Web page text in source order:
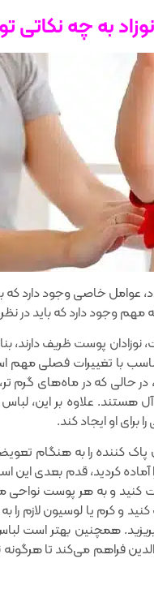
به چه نکاتی
خاصی وجود دارد که
وجود دارد که باید در
پوست ظریف دارند‌،
با تغییرات فصلی مهم
حالی که در ماه‌های گرم
هستند. علاوه بر این‌، لباس
او ایجاد کند.
را به هنگام تعویض
آماده کردید‌، قدم بعدی
کنید و به هر پوست نواحی
و‌ کرم یا لوسیون لازم را
همچنین بهتر است
فراهم می‌کند تا هرگونه